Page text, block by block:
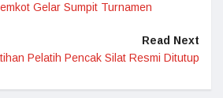
Gelar Sumpit Turnamen
Read Next
Pelatih Pencak Silat Resmi Ditutup